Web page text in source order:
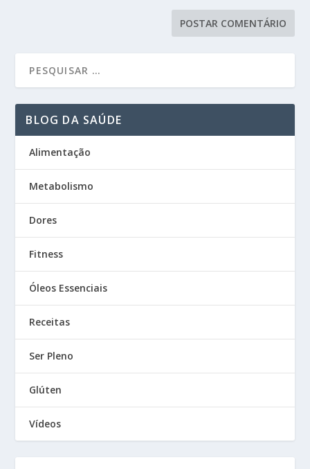
BLOG DA SAÚDE
Alimentação
Metabolismo
Dores
Fitness
Óleos Essenciais
Receitas
Ser Pleno
Glúten
Vídeos